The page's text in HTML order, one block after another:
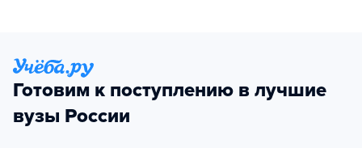
Готовим к поступлению в лучшие
вузы России